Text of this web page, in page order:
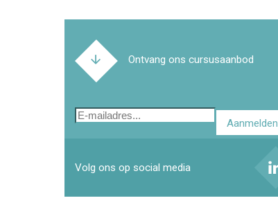
Ontvang ons cursusaanbod
E-
Aanmelden
Volg ons op social media